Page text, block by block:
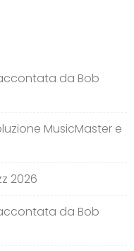
da Bob
MusicMaster e
2026
da Bob